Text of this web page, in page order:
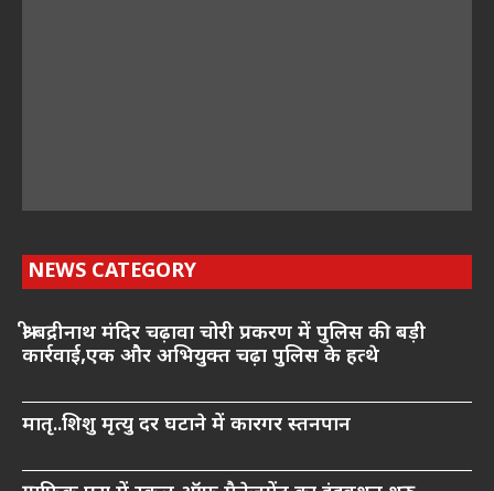
NEWS CATEGORY
श्री बद्रीनाथ मंदिर चढ़ावा चोरी प्रकरण में पुलिस की बड़ी
कार्रवाई,एक और अभियुक्त चढ़ा पुलिस के हत्थे
मातृ..शिशु मृत्यु दर घटाने में कारगर स्तनपान